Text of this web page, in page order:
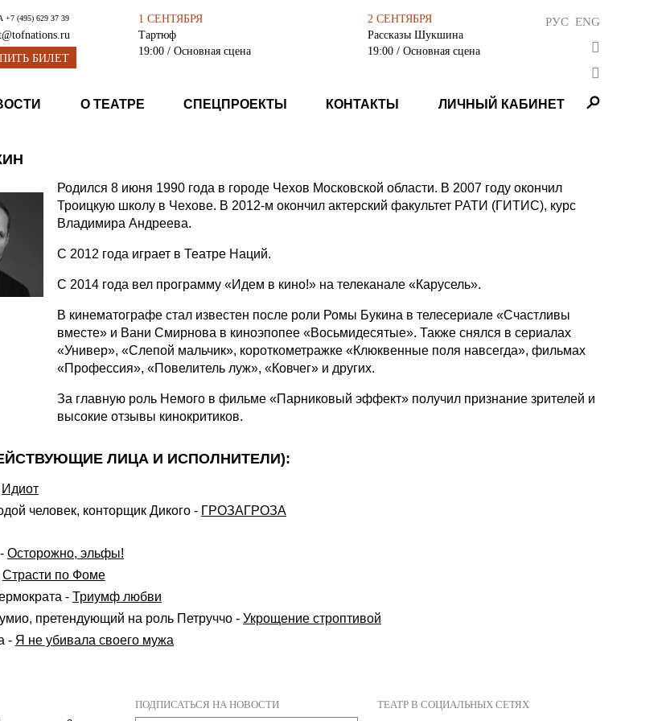
+7 (495) 629 37 39
БИЛЕТ
1 СЕНТЯБРЯ
Тартюф
19:00 / Основная сцена
2 СЕНТЯБРЯ
Рассказы Шукшина
19:00 / Основная сцена
РУС ENG
О ТЕАТРЕ СПЕЦПРОЕКТЫ КОНТАКТЫ ЛИЧНЫЙ КАБИНЕТ
Родился 8 июня 1990 года в городе Чехов Московской области. В 2007 году окончил
Троицкую школу в Чехове. В 2012-м окончил актерский факультет РАТИ (ГИТИС), курс
Владимира Андреева.
С 2012 года играет в Театре Наций.
С 2014 года вел программу «Идем в кино!» на телеканале «Карусель».
В кинематографе стал известен после роли Ромы Букина в телесериале «Счастливы
вместе» и Вани Смирнова в киноэпопее «Восьмидесятые». Также снялся в сериалах
«Универ», «Слепой мальчик», короткометражке «Клюквенные поля навсегда», фильмах
«Профессия», «Повелитель луж», «Ковчег» и других.
За главную роль Немого в фильме «Парниковый эффект» получил признание зрителей и
высокие отзывы кинокритиков.
ЛИЦА И ИСПОЛНИТЕЛИ):
Идиот
человек, конторщик Дикого - ГРОЗАГРОЗА
- Осторожно, эльфы!
Страсти по Фоме
- Триумф любви
претендующий на роль Петруччо - Укрощение строптивой
- Я не убивала своего мужа
ПОДПИСАТЬСЯ НА НОВОСТИ ТЕАТР В СОЦИАЛЬНЫХ СЕТЯХ